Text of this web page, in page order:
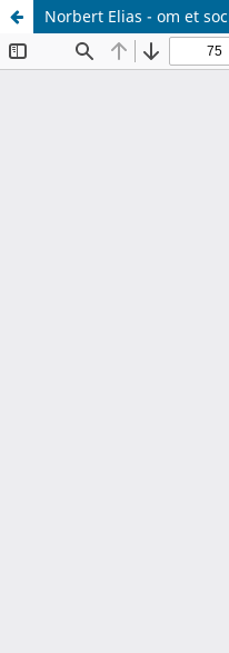
Norbert Elias - om et